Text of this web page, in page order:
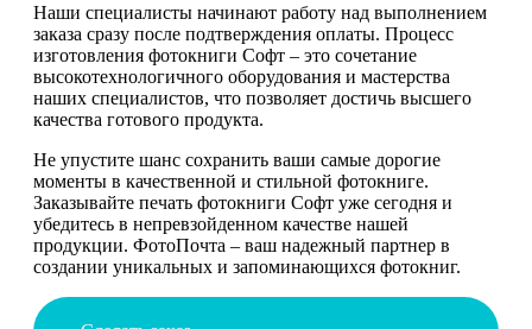
Наши специалисты начинают работу над выполнением
заказа сразу после подтверждения оплаты. Процесс
изготовления фотокниги Софт – это сочетание
высокотехнологичного оборудования и мастерства
наших специалистов, что позволяет достичь высшего
качества готового продукта.
Не упустите шанс сохранить ваши самые дорогие
моменты в качественной и стильной фотокниге.
Заказывайте печать фотокниги Софт уже сегодня и
убедитесь в непревзойденном качестве нашей
продукции. ФотоПочта – ваш надежный партнер в
создании уникальных и запоминающихся фотокниг.